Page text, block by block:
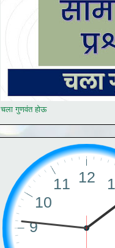
चला गुणवंत होऊ